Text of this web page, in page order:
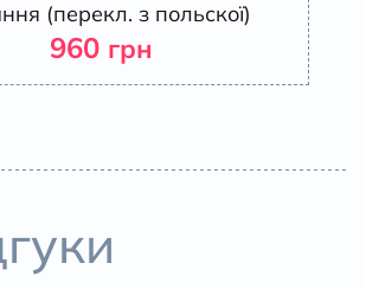
(перекл. з польскої)
960 грн